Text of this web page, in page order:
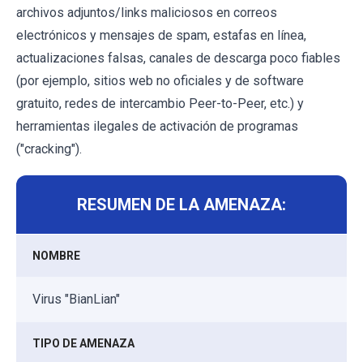
archivos adjuntos/links maliciosos en correos
electrónicos y mensajes de spam, estafas en línea,
actualizaciones falsas, canales de descarga poco fiables
(por ejemplo, sitios web no oficiales y de software
gratuito, redes de intercambio Peer-to-Peer, etc.) y
herramientas ilegales de activación de programas
("cracking").
RESUMEN DE LA AMENAZA:
NOMBRE
Virus "BianLian"
TIPO DE AMENAZA